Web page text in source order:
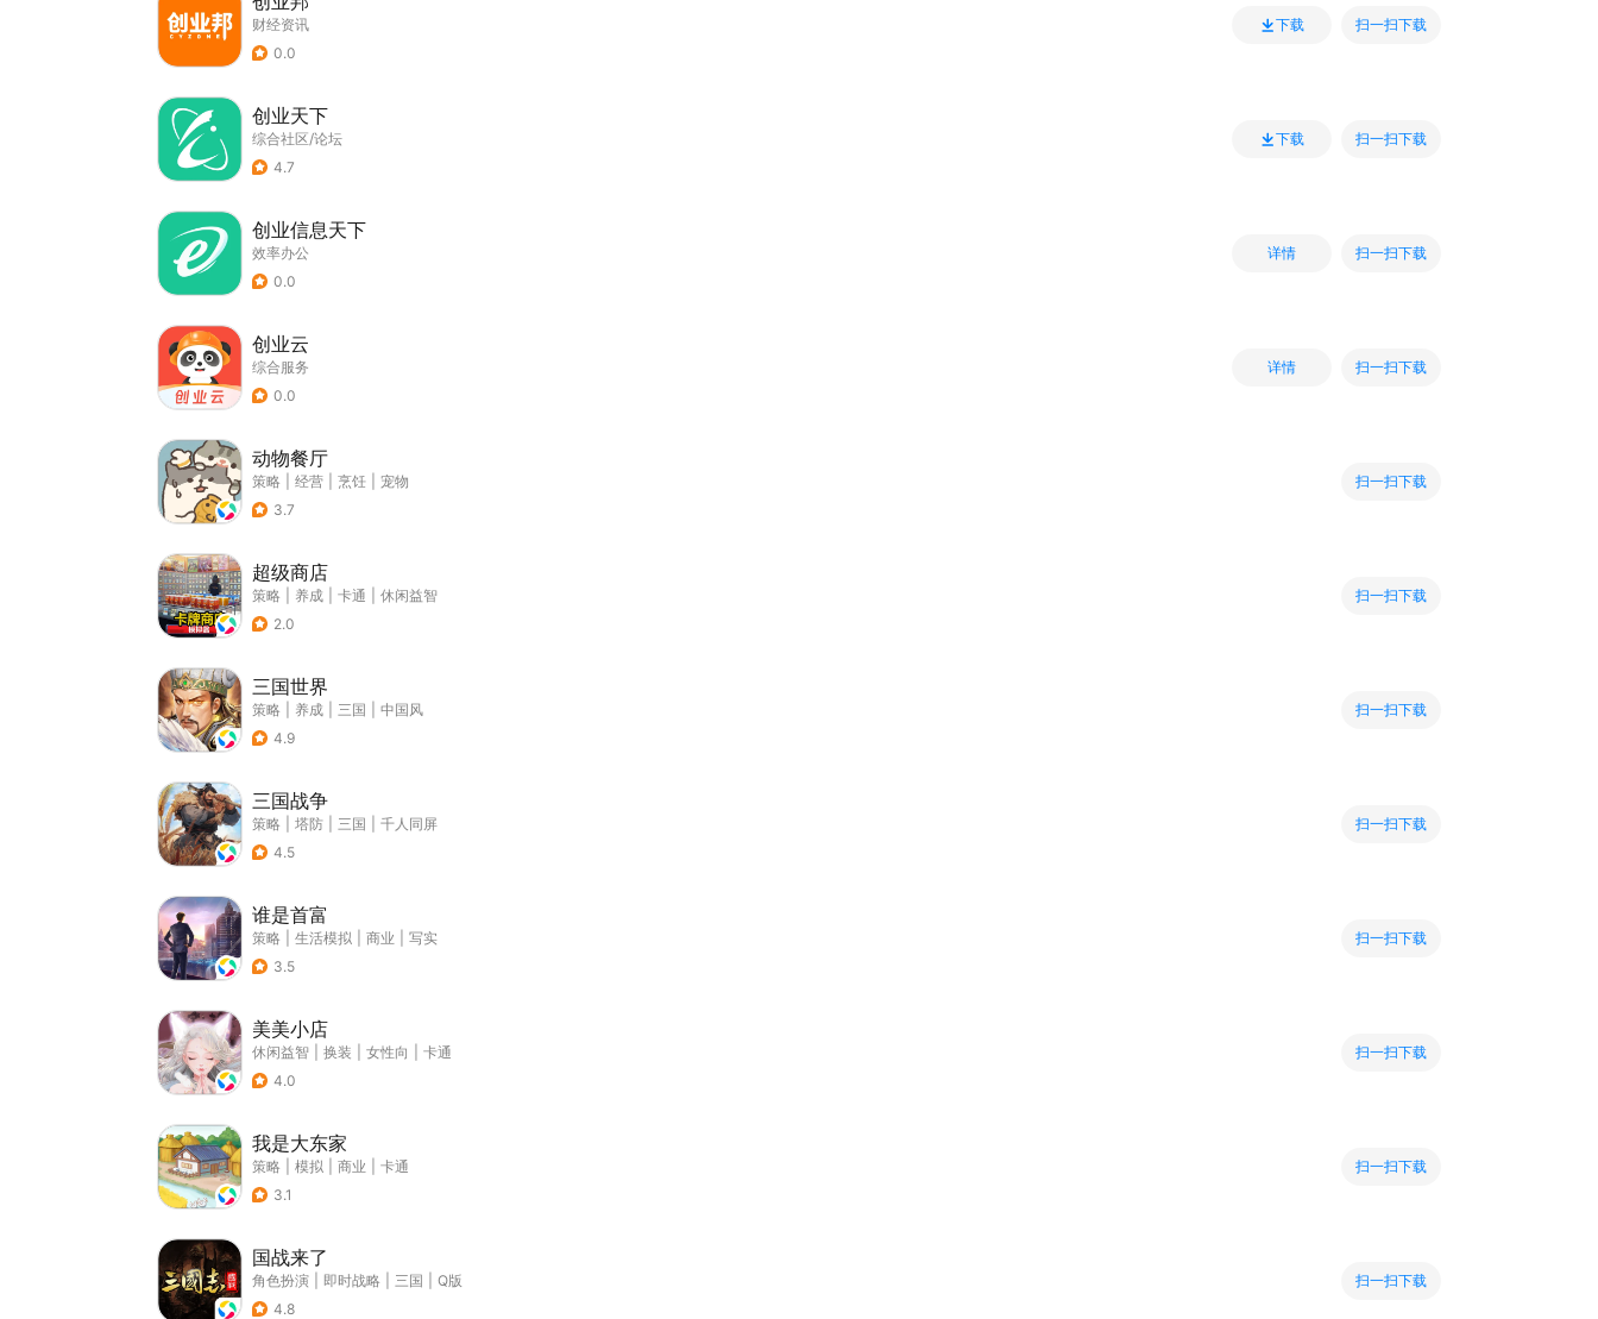
财经资讯
0.0
下载 扫一扫下载
创业天下
综合社区/论坛
4.7
下载 扫一扫下载
创业信息天下
效率办公
0.0
详情 扫一扫下载
创业云
综合服务
0.0
详情 扫一扫下载
动物餐厅
策略 经营 烹饪
宠物
3.7
扫一扫下载
超级商店
策略 养成 卡通
休闲益智
2.0
扫一扫下载
三国世界
策略 养成 三国
中国风
4.9
扫一扫下载
三国战争
策略 塔防 三国
千人同屏
4.5
扫一扫下载
谁是首富
策略 生活模拟 商业
写实
3.5
扫一扫下载
美美小店
休闲益智 换装 女性向
卡通
4.0
扫一扫下载
我是大东家
策略 模拟 商业
卡通
3.1
扫一扫下载
国战来了
角色扮演 即时战略 三国
Q版
4.8
扫一扫下载